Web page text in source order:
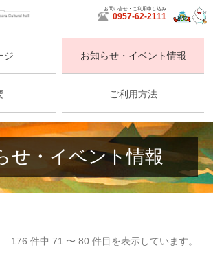
島原文化会館
お問い合せ・ご利用申し込み
0957-62-2111
ジ お知らせ・イベント情報
ご利用方法
せ・イベント情報
176 件中 71 〜 80 件目を表示しています。